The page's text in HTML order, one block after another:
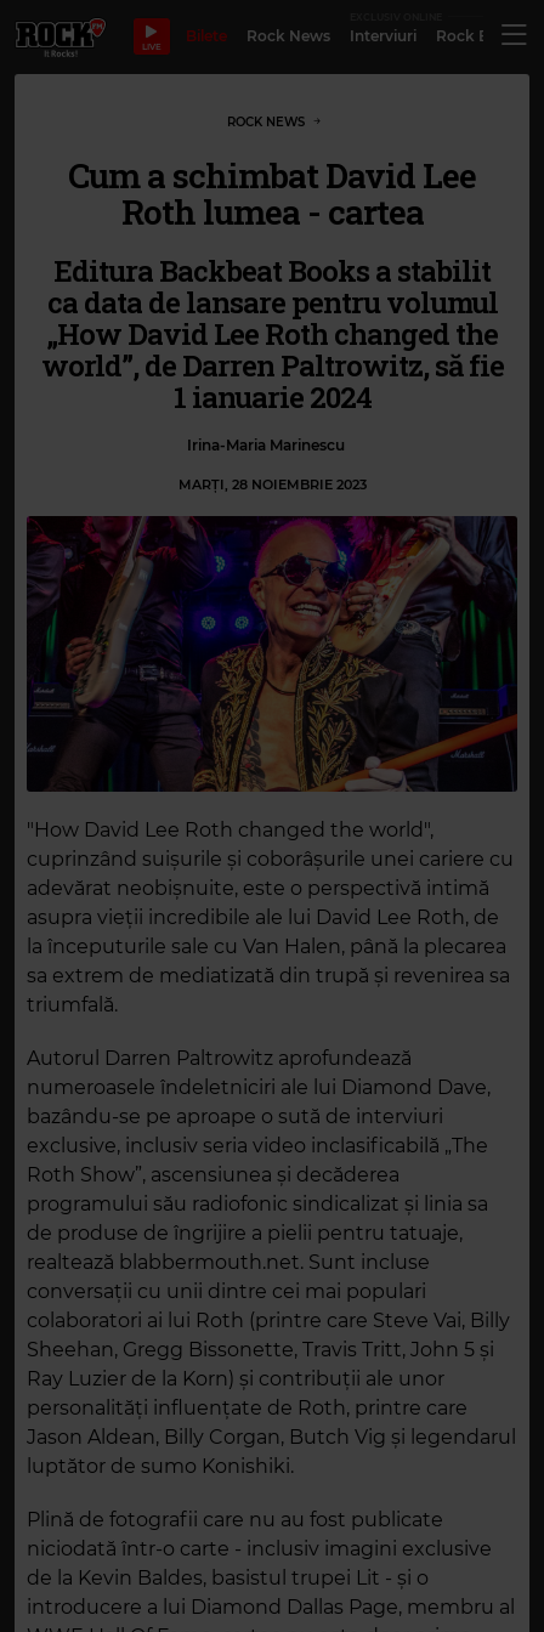
LIVE
Bilete Rock News Interviuri Rock
ROCK NEWS
Cum a schimbat David Lee
Roth lumea - cartea
Editura Backbeat Books a stabilit
ca data de lansare pentru volumul
„How David Lee Roth changed the
world”, de Darren Paltrowitz, să fie
1 ianuarie 2024
Irina-Maria Marinescu
MARȚI, 28 NOIEMBRIE 2023
"How David Lee Roth changed the world",
cuprinzând suișurile și coborâșurile unei cariere cu
adevărat neobișnuite, este o perspectivă intimă
asupra vieții incredibile ale lui David Lee Roth, de
la începuturile sale cu Van Halen, până la plecarea
sa extrem de mediatizată din trupă și revenirea sa
triumfală.
Autorul Darren Paltrowitz aprofundează
numeroasele îndeletniciri ale lui Diamond Dave,
bazându-se pe aproape o sută de interviuri
exclusive, inclusiv seria video inclasificabilă „The
Roth Show”, ascensiunea și decăderea
programului său radiofonic sindicalizat și linia sa
de produse de îngrijire a pielii pentru tatuaje,
realtează blabbermouth.net. Sunt incluse
conversații cu unii dintre cei mai populari
colaboratori ai lui Roth (printre care Steve Vai, Billy
Sheehan, Gregg Bissonette, Travis Tritt, John 5 și
Ray Luzier de la Korn) și contribuții ale unor
personalități influențate de Roth, printre care
Jason Aldean, Billy Corgan, Butch Vig și legendarul
luptător de sumo Konishiki.
Plină de fotografii care nu au fost publicate
niciodată într-o carte - inclusiv imagini exclusive
de la Kevin Baldes, basistul trupei Lit - și o
introducere a lui Diamond Dallas Page, membru al